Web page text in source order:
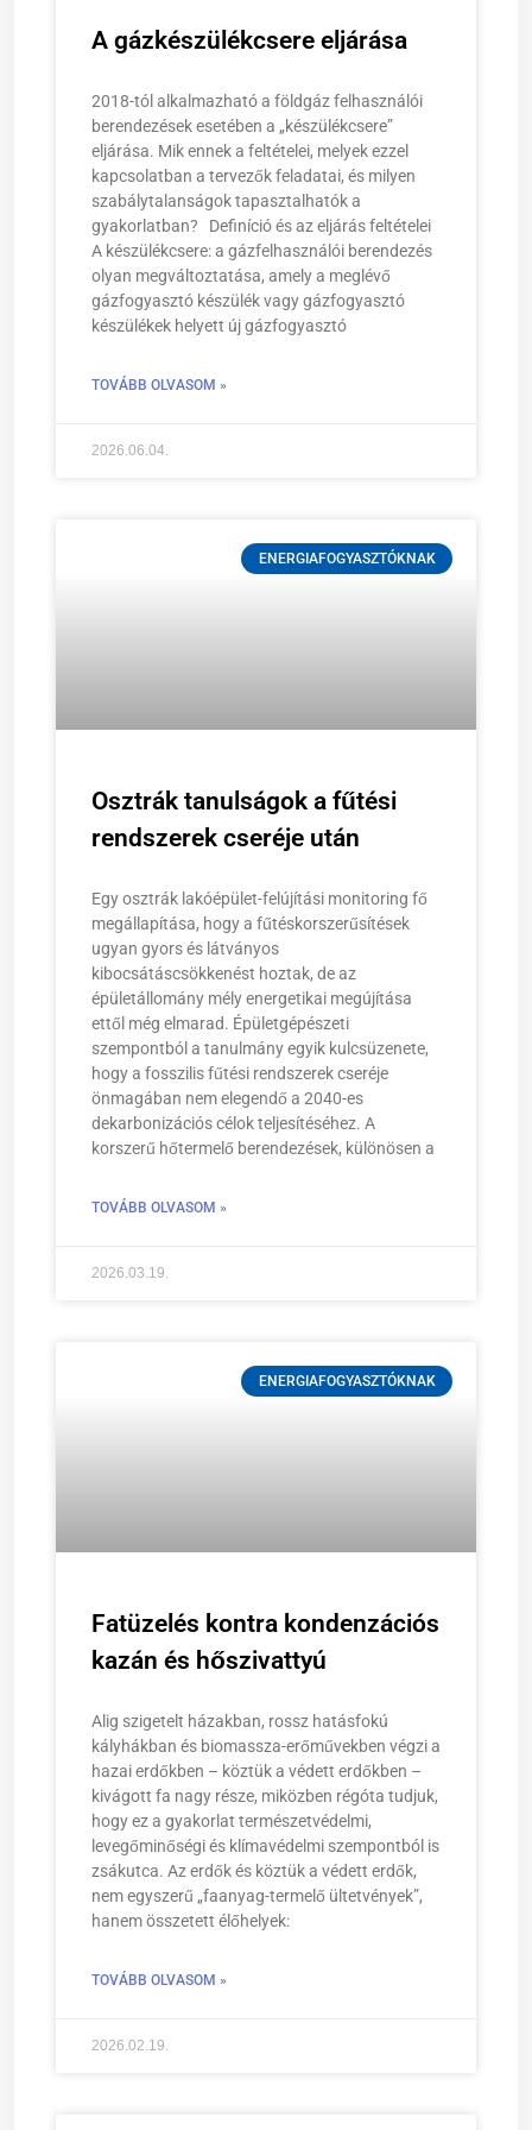
A gázkészülékcsere eljárása
2018-tól alkalmazható a földgáz felhasználói
berendezések esetében a „készülékcsere”
eljárása. Mik ennek a feltételei, melyek ezzel
kapcsolatban a tervezők feladatai, és milyen
szabálytalanságok tapasztalhatók a
gyakorlatban? Definíció és az eljárás feltételei
A készülékcsere: a gázfelhasználói berendezés
olyan megváltoztatása, amely a meglévő
gázfogyasztó készülék vagy gázfogyasztó
készülékek helyett új gázfogyasztó
TOVÁBB OLVASOM »
2026.06.04.
ENERGIAFOGYASZTÓKNAK
Osztrák tanulságok a fűtési
rendszerek cseréje után
Egy osztrák lakóépület-felújítási monitoring fő
megállapítása, hogy a fűtéskorszerűsítések
ugyan gyors és látványos
kibocsátáscsökkenést hoztak, de az
épületállomány mély energetikai megújítása
ettől még elmarad. Épületgépészeti
szempontból a tanulmány egyik kulcsüzenete,
hogy a fosszilis fűtési rendszerek cseréje
önmagában nem elegendő a 2040-es
dekarbonizációs célok teljesítéséhez. A
korszerű hőtermelő berendezések, különösen a
TOVÁBB OLVASOM »
2026.03.19.
ENERGIAFOGYASZTÓKNAK
Fatüzelés kontra kondenzációs
kazán és hőszivattyú
Alig szigetelt házakban, rossz hatásfokú
kályhákban és biomassza-erőművekben végzi a
hazai erdőkben – köztük a védett erdőkben –
kivágott fa nagy része, miközben régóta tudjuk,
hogy ez a gyakorlat természetvédelmi,
levegőminőségi és klímavédelmi szempontból is
zsákutca. Az erdők és köztük a védett erdők,
nem egyszerű „faanyag-termelő ültetvények”,
hanem összetett élőhelyek:
TOVÁBB OLVASOM »
2026.02.19.